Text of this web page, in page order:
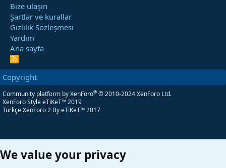
Bize ulaşın
Şartlar ve kurallar
Gizlilik Sözleşmesi
Yardım
Ana sayfa
R
S
Copyright
Community platform by XenForo® © 2010-2024 XenForo Ltd.
XenForo Style eTiKeT™ 2019
Türkçe XenForo 2 By eTiKeT™ 2017
We value your privacy